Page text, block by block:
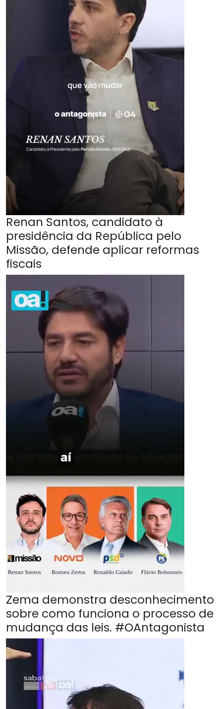
Renan Santos, candidato à
presidência da República pelo
Missão, defende aplicar reformas
fiscais
Zema demonstra desconhecimento
sobre como funciona o processo de
mudança das leis. #OAntagonista